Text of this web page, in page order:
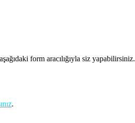
form aracılığıyla siz yapabilirsiniz.
.